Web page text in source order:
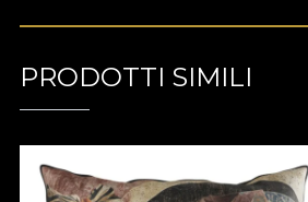
PRODOTTI SIMILI